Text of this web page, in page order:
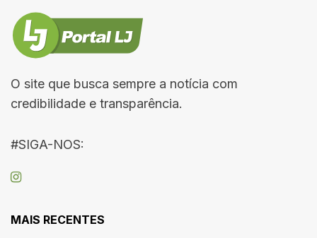
O site que busca sempre a notícia com
credibilidade e transparência.
#SIGA-NOS:
MAIS RECENTES